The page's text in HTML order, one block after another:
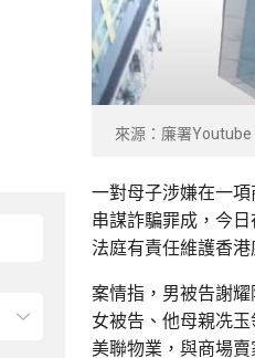
來源：廉署Youtube
一對母子涉嫌在一
串謀詐騙罪成，今
法庭有責任維護香
案情指，男被告謝
女被告、他母親冼
美聯物業，與商場